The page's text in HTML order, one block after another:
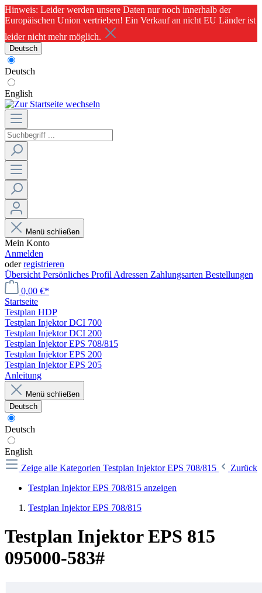
Hinweis: Leider werden unsere Daten nur noch innerhalb der
Europäischen Union vertrieben! Ein Verkauf an nicht EU Länder ist
leider nicht mehr möglich.
Deutsch
Deutsch
English
Menü schließen
Mein Konto
Anmelden
oderregistrieren
Übersicht Persönliches Profil Adressen Zahlungsarten Bestellungen
0,00 €*
Startseite
Testplan HDP
Testplan Injektor DCI 700
Testplan Injektor DCI 200
Testplan Injektor EPS 708/815
Testplan Injektor EPS 200
Testplan Injektor EPS 205
Anleitung
Menü schließen
Deutsch
Deutsch
English
Zeige alle Kategorien Testplan Injektor EPS 708/815
Zurück
Testplan Injektor EPS 708/815 anzeigen
Testplan Injektor EPS 708/815
Testplan Injektor EPS 815
095000-583#